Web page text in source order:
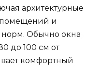
архитектурные
помещений и
норм. Обычно окна
до 100 см от
комфортный